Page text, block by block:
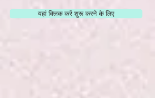
यहां क्लिक करें शुरू करने के लिए